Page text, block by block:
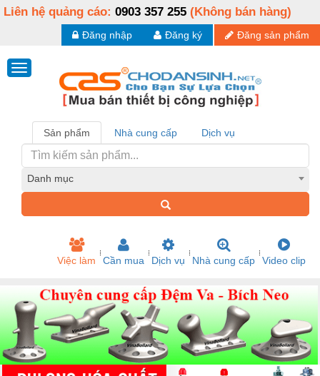
Liên hệ quảng cáo: 0903 357 255 (Không bán hàng)
Đăng sản phẩm
Đăng ký
Đăng nhập
Sản phẩm Nhà cung cấp Dịch vụ
Danh mục
Việc làm Cần mua Dịch vụ Nhà cung cấp Video clip